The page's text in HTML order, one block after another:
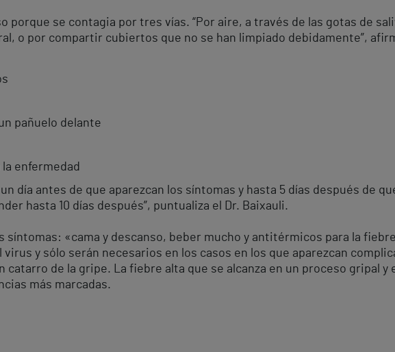
porque se contagia por tres vías. “Por aire, a través de las gotas de
o por compartir cubiertos que no se han limpiado debidamente”,
pañuelo delante
enfermedad
día antes de que aparezcan los síntomas y hasta 5 días después de
hasta 10 días después”, puntualiza el Dr. Baixauli.
síntomas: «cama y descanso, beber mucho y antitérmicos para la
y sólo serán necesarios en los casos en los que aparezcan
de la gripe. La fiebre alta que se alcanza en un proceso gripal y
más marcadas.